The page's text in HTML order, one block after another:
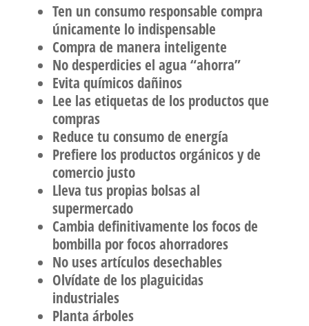
Ten un consumo responsable compra
únicamente lo indispensable
Compra de manera inteligente
No desperdicies el agua “ahorra”
Evita químicos dañinos
Lee las etiquetas de los productos que
compras
Reduce tu consumo de energía
Prefiere los productos orgánicos y de
comercio justo
Lleva tus propias bolsas al
supermercado
Cambia definitivamente los focos de
bombilla por focos ahorradores
No uses artículos desechables
Olvídate de los plaguicidas
industriales
Planta árboles